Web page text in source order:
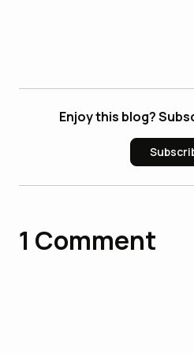
Enjoy this blog?
1 Comment